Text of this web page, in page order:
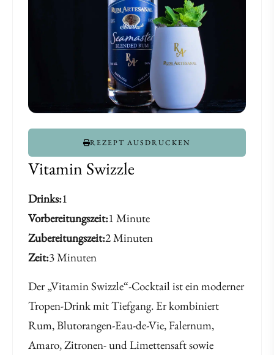
Vitamin Swizzle
Drinks 1
Vorbereitungszeit 1 Minute
Zubereitungszeit 2 Minuten
Zeit 3 Minuten
Der „Vitamin Swizzle“-Cocktail ist ein moderner
Tropen-Drink mit Tiefgang. Er kombiniert
Rum, Blutorangen-Eau-de-Vie, Falernum,
Amaro, Zitronen- und Limettensaft sowie
REZEPT AUSDRUCKEN